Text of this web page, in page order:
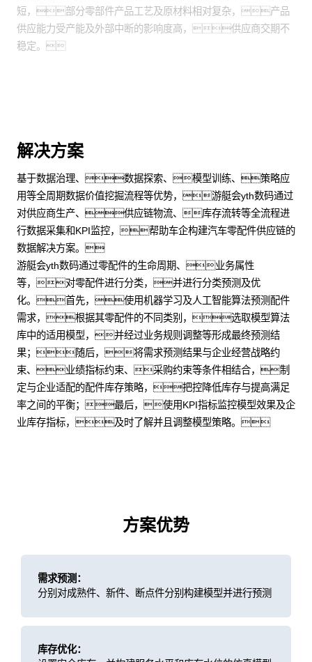
短，部分零部件产品工艺及原材料相对复杂，产品
供应能力受产能及外部中断的影响度高，供应商交期不
稳定。
解决方案
基于数据治理、数据探索、模型训练、策略应
用等全周期数据价值挖掘流程等优势，游艇会yth数码通过
对供应商生产、供应链物流、库存流转等全流程进
行数据采集和KPI监控，帮助车企构建汽车零配件供应链的
数据解决方案。
游艇会yth数码通过零配件的生命周期、业务属性
等，对零配件进行分类，并进行分类预测及优
化。首先，使用机器学习及人工智能算法预测配件
需求，根据其零配件的不同类别，选取模型算法
库中的适用模型，并经过业务规则调整等形成最终预测结
果；随后，将需求预测结果与企业经营战略约
束、业绩指标约束、采购约束等条件相结合，制
定与企业适配的配件库存策略，把控降低库存与提高满足
率之间的平衡；最后，使用KPI指标监控模型效果及企
业库存指标，及时了解并且调整模型策略。
方案优势
需求预测：
分别对成熟件、新件、断点件分别构建模型并进行预测
库存优化：